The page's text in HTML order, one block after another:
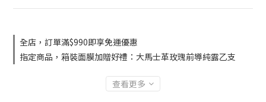
全店，訂單滿$990即享免運優惠
指定商品，箱裝面膜加贈好禮：大馬士革玫瑰前導純露乙支
查看更多